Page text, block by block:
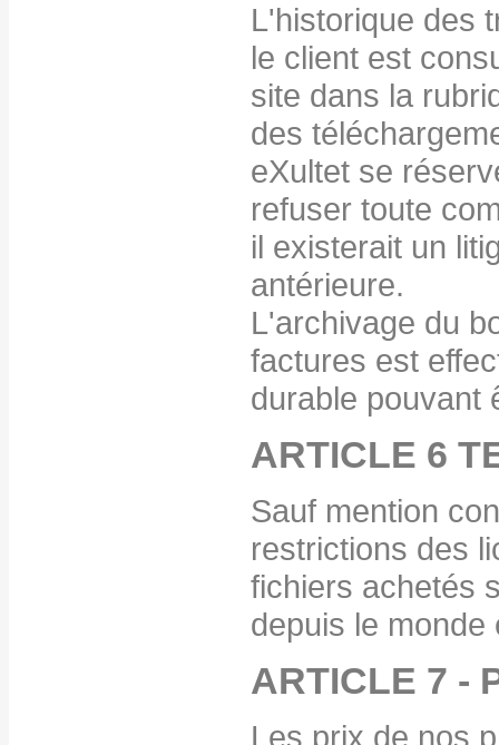
L'historique des
le client est
site dans la
des
eXultet se
refuser toute
il existerait un
antérieure.
L'archivage du
factures est
durable pouvant
ARTICLE 6
Sauf mention
restrictions des
fichiers achetés
depuis le monde
ARTICLE 7 -
Les prix de nos